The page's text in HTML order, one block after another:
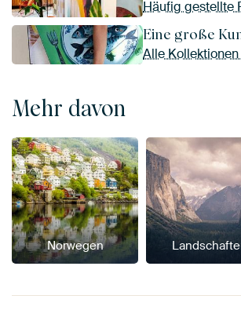
Häufig gestellte
Eine große
Alle
Mehr davon
Norwegen